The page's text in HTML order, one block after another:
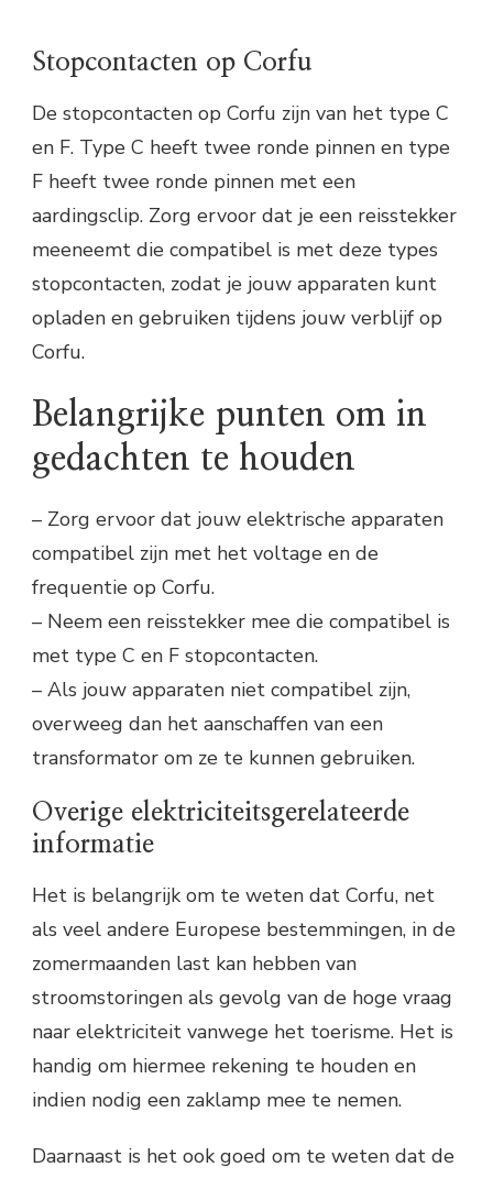
Stopcontacten op Corfu
De stopcontacten op Corfu zijn van het type C
en F. Type C heeft twee ronde pinnen en type
F heeft twee ronde pinnen met een
aardingsclip. Zorg ervoor dat je een reisstekker
meeneemt die compatibel is met deze types
stopcontacten, zodat je jouw apparaten kunt
opladen en gebruiken tijdens jouw verblijf op
Corfu.
Belangrijke punten om in
gedachten te houden
– Zorg ervoor dat jouw elektrische apparaten
compatibel zijn met het voltage en de
frequentie op Corfu.
– Neem een reisstekker mee die compatibel is
met type C en F stopcontacten.
– Als jouw apparaten niet compatibel zijn,
overweeg dan het aanschaffen van een
transformator om ze te kunnen gebruiken.
Overige elektriciteitsgerelateerde
informatie
Het is belangrijk om te weten dat Corfu, net
als veel andere Europese bestemmingen, in de
zomermaanden last kan hebben van
stroomstoringen als gevolg van de hoge vraag
naar elektriciteit vanwege het toerisme. Het is
handig om hiermee rekening te houden en
indien nodig een zaklamp mee te nemen.
Daarnaast is het ook goed om te weten dat de